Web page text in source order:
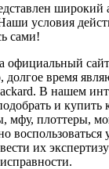
условия
сами!
официальный
долгое время
В нашем
и купить
мфу, плоттеры,
воспользоваться
их